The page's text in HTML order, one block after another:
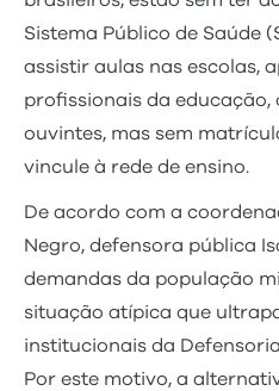
Sistema Público de Saúde
assistir aulas nas escolas,
profissionais da educação,
ouvintes, mas sem
vincule à rede de ensino.
De acordo com a
Negro, defensora pública
demandas da população
situação atípica que
institucionais da
Por este motivo, a